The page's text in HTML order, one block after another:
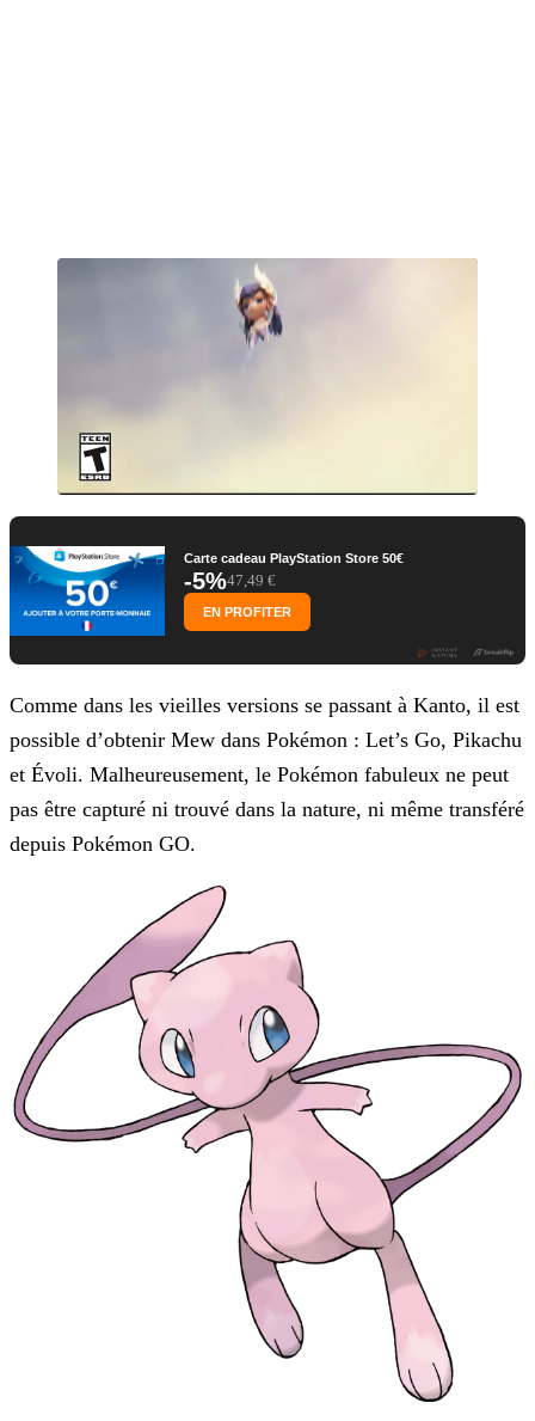
Carte cadeau PlayStation Store 50€
-5%47,49 €
EN PROFITER
Comme dans les vieilles versions se passant à Kanto, il est
possible d’obtenir Mew dans Pokémon : Let’s Go, Pikachu
et Évoli. Malheureusement, le Pokémon fabuleux ne peut
pas être capturé ni trouvé dans la nature, ni même transféré
depuis Pokémon GO.